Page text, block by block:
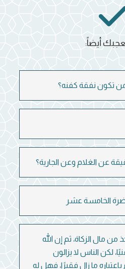
تكون نفقة كفنه؟
عن الغلام وعن الجارية؟
مال الزكاة، ثم إن الله
لكن الناس لا يزالون
ما زال فقيرًا، فهل له
أيضاً: